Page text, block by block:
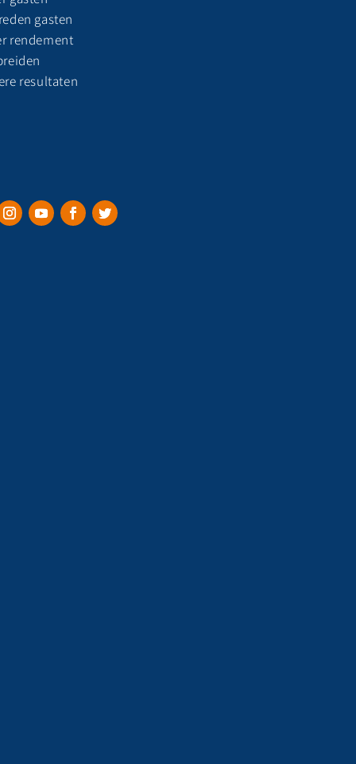
gasten
rendement
resultaten